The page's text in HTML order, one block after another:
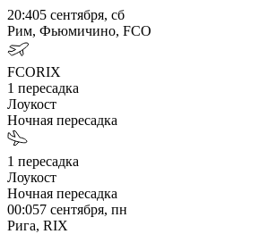
20:405 сентября, сб
Рим, Фьюмичино, FCO
FCORIX
1 пересадка
Лоукост
Ночная пересадка
1 пересадка
Лоукост
Ночная пересадка
00:057 сентября, пн
Рига, RIX